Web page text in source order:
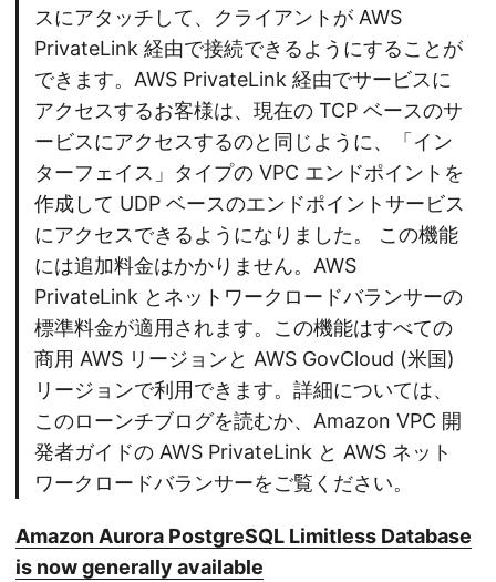
スにアタッチして、クライアントが AWS
PrivateLink 経由で接続できるようにすることが
できます。AWS PrivateLink 経由でサービスに
アクセスするお客様は、現在の TCP ベースのサ
ービスにアクセスするのと同じように、「イン
ターフェイス」タイプの VPC エンドポイントを
作成して UDP ベースのエンドポイントサービス
にアクセスできるようになりました。 この機能
には追加料金はかかりません。AWS
PrivateLink とネットワークロードバランサーの
標準料金が適用されます。この機能はすべての
商用 AWS リージョンと AWS GovCloud (米国)
リージョンで利用できます。詳細については、
このローンチブログを読むか、Amazon VPC 開
発者ガイドの AWS PrivateLink と AWS ネット
ワークロードバランサーをご覧ください。
Amazon Aurora PostgreSQL Limitless Database
is now generally available